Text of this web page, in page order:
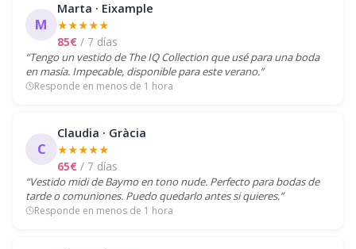
M
Marta · Eixample
★★★★★
85€ / 7 días
“Tengo un vestido de The IQ Collection que usé para una boda
en masía. Impecable, disponible para este verano.”
Responde en menos de 1 hora
C
Claudia · Gràcia
★★★★★
65€ / 7 días
“Vestido midi de Baymo en tono nude. Perfecto para bodas de
tarde o comuniones. Puedo quedarlo antes si quieres.”
Responde en menos de 1 hora